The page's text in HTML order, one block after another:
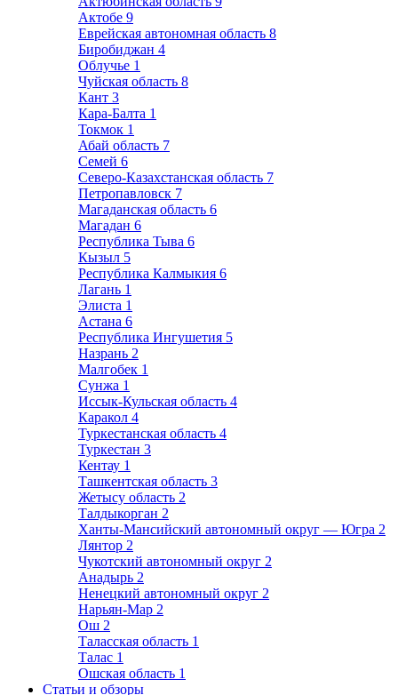
Актобе 9
Еврейская автономная область 8
Биробиджан 4
Облучье 1
Чуйская область 8
Кант 3
Кара-Балта 1
Токмок 1
Абай область 7
Семей 6
Северо-Казахстанская область 7
Петропавловск 7
Магаданская область 6
Магадан 6
Республика Тыва 6
Кызыл 5
Республика Калмыкия 6
Лагань 1
Элиста 1
Астана 6
Республика Ингушетия 5
Назрань 2
Малгобек 1
Сунжа 1
Иссык-Кульская область 4
Каракол 4
Туркестанская область 4
Туркестан 3
Кентау 1
Ташкентская область 3
Жетысу область 2
Талдыкорган 2
Ханты-Мансийский автономный округ — Югра 2
Лянтор 2
Чукотский автономный округ 2
Анадырь 2
Ненецкий автономный округ 2
Нарьян-Мар 2
Ош 2
Таласская область 1
Талас 1
Ошская область 1
Статьи и обзоры